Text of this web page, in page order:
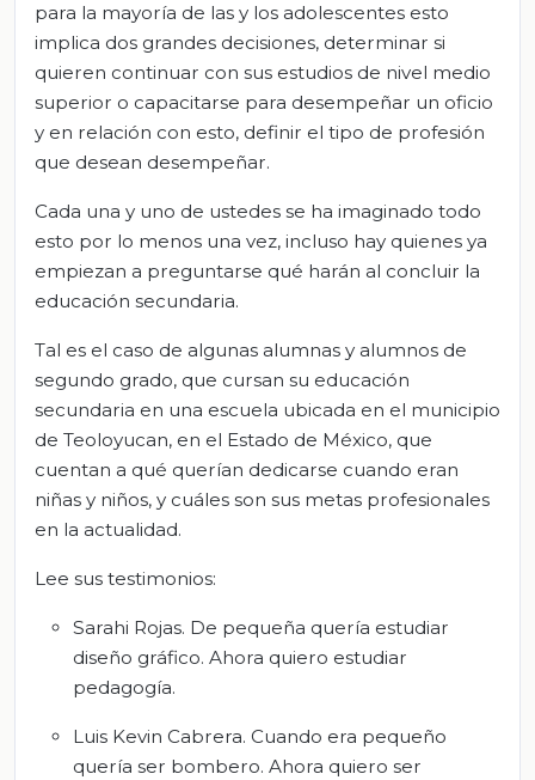
para la mayoría de las y los adolescentes esto
implica dos grandes decisiones, determinar si
quieren continuar con sus estudios de nivel medio
superior o capacitarse para desempeñar un oficio
y en relación con esto, definir el tipo de profesión
que desean desempeñar.
Cada una y uno de ustedes se ha imaginado todo
esto por lo menos una vez, incluso hay quienes ya
empiezan a preguntarse qué harán al concluir la
educación secundaria.
Tal es el caso de algunas alumnas y alumnos de
segundo grado, que cursan su educación
secundaria en una escuela ubicada en el municipio
de Teoloyucan, en el Estado de México, que
cuentan a qué querían dedicarse cuando eran
niñas y niños, y cuáles son sus metas profesionales
en la actualidad.
Lee sus testimonios:
Sarahi Rojas. De pequeña quería estudiar
diseño gráfico. Ahora quiero estudiar
pedagogía.
Luis Kevin Cabrera. Cuando era pequeño
quería ser bombero. Ahora quiero ser